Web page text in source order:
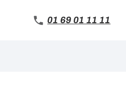
01 69 01 11 11